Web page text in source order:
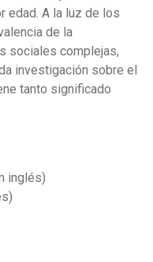
edad. A la luz de los
de la
sociales complejas,
investigación sobre el
tanto significado
inglés)